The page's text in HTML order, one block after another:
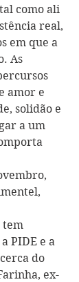
como ali
real,
em que a
As
amor e
solidão e
a um
tem
PIDE e a
do
ex-